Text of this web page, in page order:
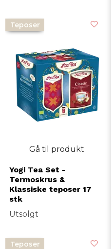
Teposer
Gå til produkt
Yogi Tea Set -
Termoskrus &
Klassiske teposer 17
stk
Utsolgt
Teposer